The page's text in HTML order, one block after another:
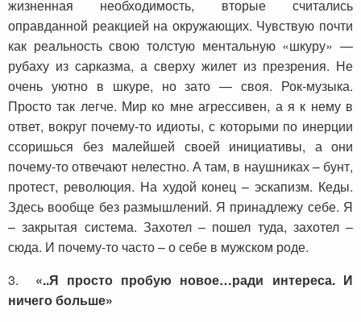
жизненная необходимость, вторые считались
оправданной реакцией на окружающих. Чувствую почти
как реальность свою толстую ментальную «шкуру» —
рубаху из сарказма, а сверху жилет из презрения. Не
очень уютно в шкуре, но зато — своя. Рок-музыка.
Просто так легче. Мир ко мне агрессивен, а я к нему в
ответ, вокруг почему-то идиоты, с которыми по инерции
ссоришься без малейшей своей инициативы, а они
почему-то отвечают нелестно. А там, в наушниках – бунт,
протест, революция. На худой конец – эскапизм. Кеды.
Здесь вообще без размышлений. Я принадлежу себе. Я
– закрытая система. Захотел – пошел туда, захотел –
сюда. И почему-то часто – о себе в мужском роде.
3. «..Я просто пробую новое…ради интереса. И
ничего больше»